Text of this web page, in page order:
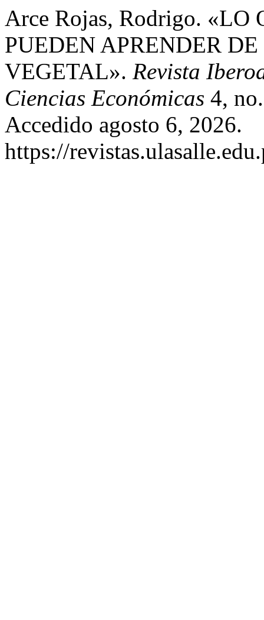
Arce Rojas, Rodrigo. «LO
PUEDEN APRENDER
VEGETAL». Revista
Ciencias Económicas 4,
Accedido agosto 6, 2026.
https://